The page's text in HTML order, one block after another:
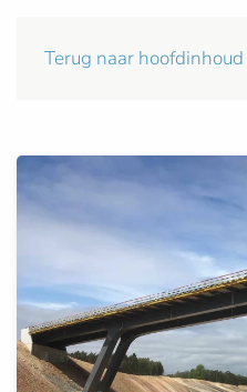
Terug naar hoofdinhoud